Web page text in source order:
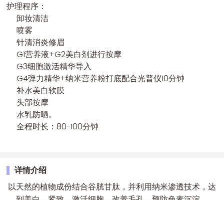
护理程序：
卸妆清洁
喷雾
针清消炎修眉
G1营养液+G2美白剂进行按摩
G3细胞激活精华导入
G4弹力精华+纳米营养粉打底配合光普仪10分钟
补水美白软膜
头部按摩
水乳防晒。
全程时长：80-100分钟
详情介绍
以天然的植物成份结合谷胱甘肽，并利用纳米渗透技术，达